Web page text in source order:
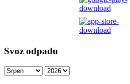
Svoz odpadu